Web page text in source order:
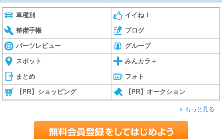
車種別 イイね！
整備手帳 ブログ
パーツレビュー グループ
スポット みんカラ＋
まとめ フォト
【PR】ショッピング 【PR】オークション
もっと見る